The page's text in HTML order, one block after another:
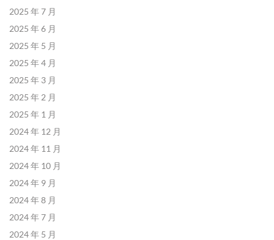
2025 年 7 月
2025 年 6 月
2025 年 5 月
2025 年 4 月
2025 年 3 月
2025 年 2 月
2025 年 1 月
2024 年 12 月
2024 年 11 月
2024 年 10 月
2024 年 9 月
2024 年 8 月
2024 年 7 月
2024 年 5 月